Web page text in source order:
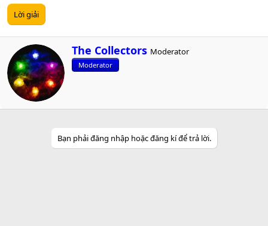
Lời giải
W
r
i
n
The Collectors Moderator
Moderator
Bạn phải đăng nhập hoặc đăng kí để trả lời.